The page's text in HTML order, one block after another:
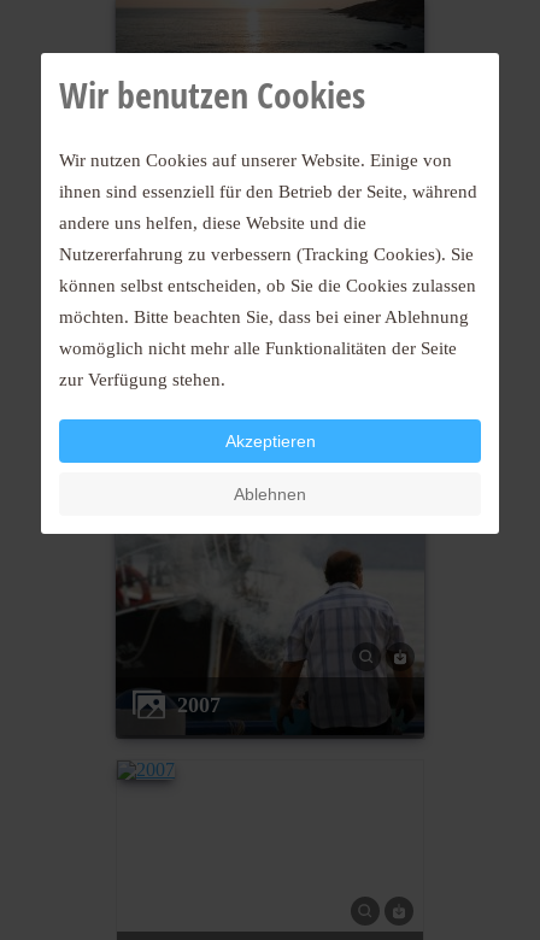
2007
2007
Wir benutzen Cookies
Wir nutzen Cookies auf unserer Website. Einige von
ihnen sind essenziell für den Betrieb der Seite, während
andere uns helfen, diese Website und die
Nutzererfahrung zu verbessern (Tracking Cookies). Sie
können selbst entscheiden, ob Sie die Cookies zulassen
möchten. Bitte beachten Sie, dass bei einer Ablehnung
womöglich nicht mehr alle Funktionalitäten der Seite
zur Verfügung stehen.
Akzeptieren
Ablehnen